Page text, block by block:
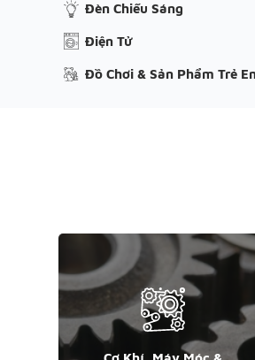
Đèn Chiếu Sáng
Điện Tử
Đồ Chơi & Sản Phẩm Trẻ